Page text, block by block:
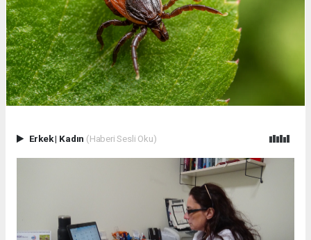
Erkek| Kadın (Haberi Sesli Oku)